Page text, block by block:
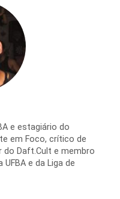
e estagiário do
em Foco, crítico de
do Daft.Cult e membro
e da Liga de